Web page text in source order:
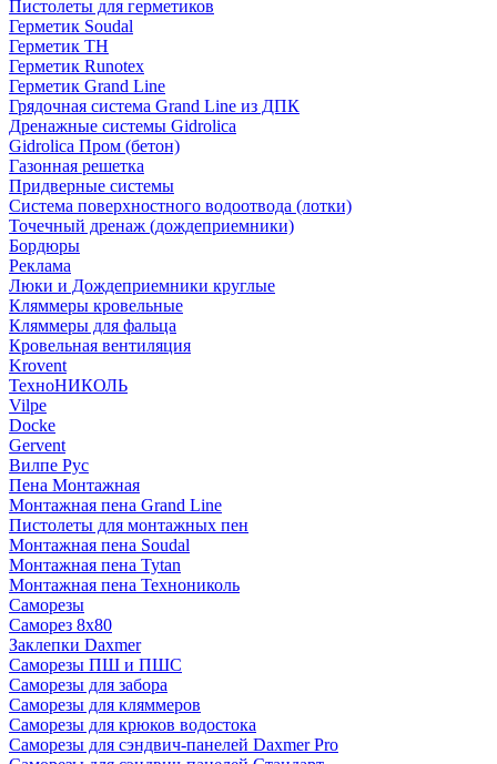
Пистолеты для герметиков
Герметик Soudal
Герметик ТН
Герметик Runotex
Герметик Grand Line
Грядочная система Grand Line из ДПК
Дренажные системы Gidrolica
Gidrolica Пром (бетон)
Газонная решетка
Придверные системы
Система поверхностного водоотвода (лотки)
Точечный дренаж (дождеприемники)
Бордюры
Рекламa
Люки и Дождеприемники круглые
Кляммеры кровельные
Кляммеры для фальца
Кровельная вентиляция
Krovent
ТехноНИКОЛЬ
Vilpe
Docke
Gervent
Вилпе Рус
Пена Монтажнaя
Монтажная пена Grand Linе
Пистолеты для монтажных пен
Монтажная пена Soudal
Монтажная пена Tytan
Монтажная пена Технониколь
Саморезы
Саморез 8х80
Заклепки Daxmer
Саморезы ПШ и ПШС
Саморезы для забора
Саморезы для кляммеров
Саморезы для крюков водостока
Саморезы для сэндвич-панелей Daxmer Pro